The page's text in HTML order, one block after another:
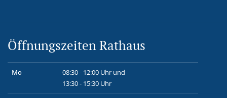
Öffnungszeiten Rathaus
Mo
08:30 - 12:00 Uhr und
13:30 - 15:30 Uhr